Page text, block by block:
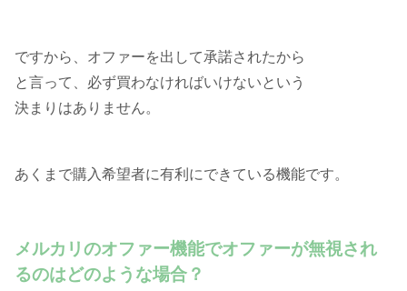
ですから、オファーを出して承諾されたから
と言って、必ず買わなければいけないという
決まりはありません。
あくまで購入希望者に有利にできている機能です。
メルカリのオファー機能でオファーが無視され
るのはどのような場合？